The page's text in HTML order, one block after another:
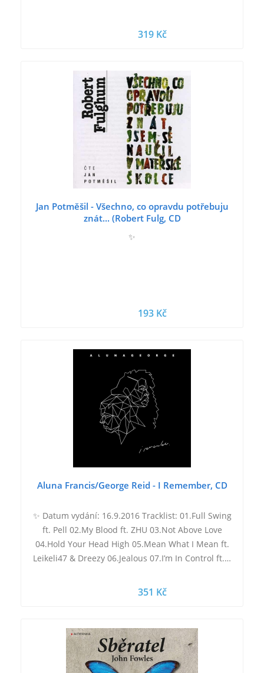
319 Kč
Jan Potměšil - Všechno, co opravdu potřebuju
znát... (Robert Fulg, CD
✨
193 Kč
Aluna Francis/George Reid - I Remember, CD
✨ Datum vydání: 16.9.2016 Tracklist: 01.Full Swing
ft. Pell 02.My Blood ft. ZHU 03.Not Above Love
04.Hold Your Head High 05.Mean What I Mean ft.
Leikeli47 & Dreezy 06.Jealous 07.I’m In Control ft.…
351 Kč